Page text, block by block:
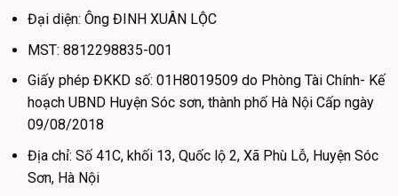
tích. Mà còn mang lại trải nghiệm sử dụng đa năng. Phù hợp
với mọi bố trí nội thất từ căn hộ nhỏ gọn đến biệt thự sang
trọng.
Đa Năng 5 Trong 1 – Giá Trị Đột Phá Trong Một Sản
Phẩm
thường mà là sự kết hợp hoàn hảo5 trong 1: sofa điện, sofa
thường, ghế phụ, giường sofa và chỗ để chân. Với tính năng
Đại diện: Ông ĐINH XUÂN LỘC
MST: 8812298835-001
Giấy phép ĐKKD số: 01H8019509 do Phòng Tài Chính- Kế
hoạch UBND Huyện Sóc sơn, thành phố Hà Nội Cấp ngày
09/08/2018
Địa chỉ: Số 41C, khối 13, Quốc lộ 2, Xã Phù Lỗ, Huyện Sóc
Sơn, Hà Nội